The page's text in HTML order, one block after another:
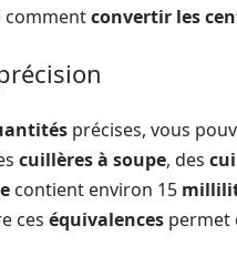
commentconvertir les
précises, vous
cuillères à soupe, des
contient environ 15
ces équivalences permet